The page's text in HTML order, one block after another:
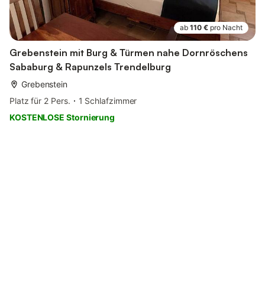
ab 110 € pro Nacht
Grebenstein mit Burg & Türmen nahe Dornröschens
Sababurg & Rapunzels Trendelburg
Grebenstein
Platz für 2 Pers.
1 Schlafzimmer
KOSTENLOSE Stornierung